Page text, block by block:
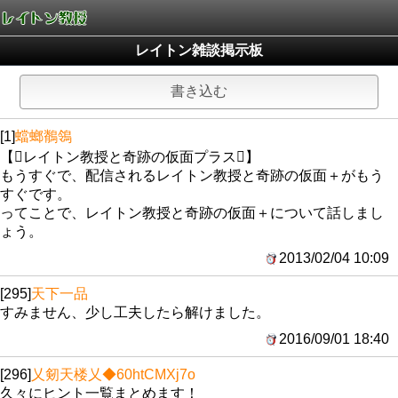
レイトン雑談掲示板
書き込む
[1]蟷螂鶺鴒
【レイトン教授と奇跡の仮面プラス】
もうすぐで、配信されるレイトン教授と奇跡の仮面＋がもう
すぐです。
ってことで、レイトン教授と奇跡の仮面＋について話しまし
ょう。
2013/02/04 10:09
[295]天下一品
すみません、少し工夫したら解けました。
2016/09/01 18:40
[296] 乂剱天楼乂◆60htCMXj7o
久々にヒント一覧まとめます！